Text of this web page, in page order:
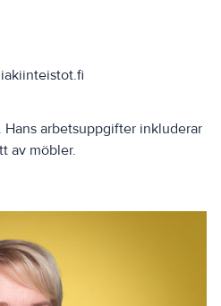
Hans arbetsuppgifter inkluderar
av möbler.